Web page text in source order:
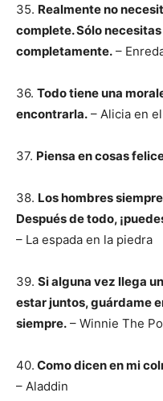
35. Realmente no
complete. Sólo
completamente. –
36. Todo tiene una
encontrarla. – Alicia en
37. Piensa en cosas
38. Los hombres
Después de todo,
– La espada en la piedra
39. Si alguna vez llega
estar juntos, guárdame
siempre. – Winnie The
40. Como dicen en mi
– Aladdin